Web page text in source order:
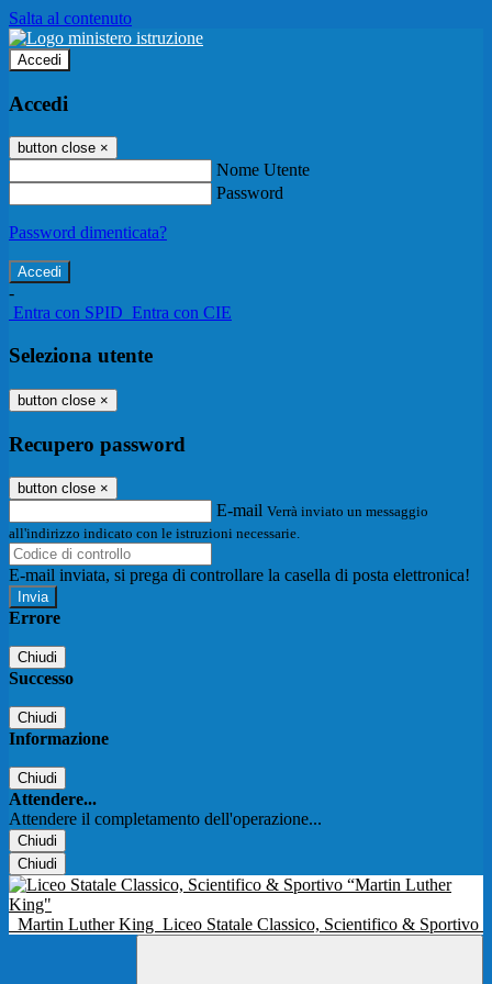
Salta al contenuto
Accedi
Accedi
button close ×
Nome Utente
Password
Password dimenticata?
-
Entra con SPID Entra con CIE
Seleziona utente
button close ×
Recupero password
button close ×
E-mail Verrà inviato un messaggio
all'indirizzo indicato con le istruzioni necessarie.
E-mail inviata, si prega di controllare la casella di posta elettronica!
Errore
Chiudi
Successo
Chiudi
Informazione
Chiudi
Attendere...
Attendere il completamento dell'operazione...
Chiudi
Chiudi
Martin Luther King Liceo Statale Classico, Scientifico & Sportivo